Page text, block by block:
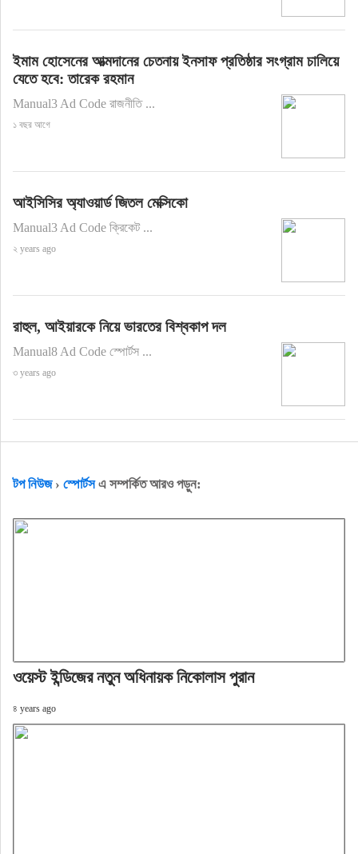
ইমাম হোসেনের আত্মদানের চেতনায় ইনসাফ প্রতিষ্ঠার সংগ্রাম চালিয়ে
যেতে হবে: তারেক রহমান
Manual3 Ad Code রাজনীতি ...
১ বছর আগে
আইসিসির অ্যাওয়ার্ড জিতল মেক্সিকো
Manual3 Ad Code ক্রিকেট ...
২ years ago
রাহুল, আইয়ারকে নিয়ে ভারতের বিশ্বকাপ দল
Manual8 Ad Code স্পোর্টস ...
৩ years ago
টপ নিউজ› স্পোর্টসএ সম্পর্কিত আরও পড়ুন:
ওয়েস্ট ইন্ডিজের নতুন অধিনায়ক নিকোলাস পুরান
৪ years ago